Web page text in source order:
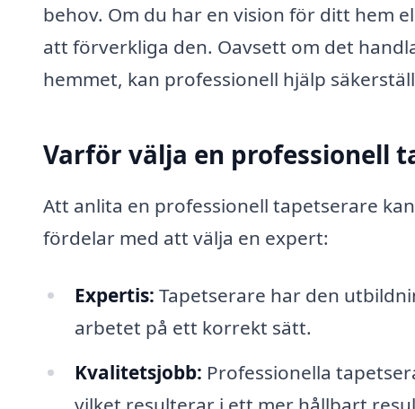
behov. Om du har en vision för ditt hem
att förverkliga den. Oavsett om det
hemmet, kan professionell hjälp
Varför välja en professionell
Att anlita en professionell tapetserare
fördelar med att välja en expert:
Expertis: Tapetserare har den
arbetet på ett korrekt sätt.
Kvalitetsjobb: Professionella